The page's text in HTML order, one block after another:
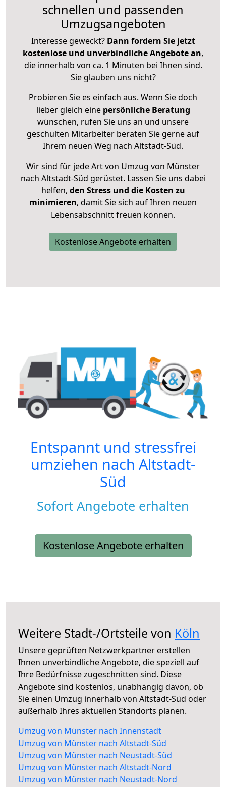
schnellen und passenden
Umzugsangeboten
Interesse geweckt? Dann fordern Sie jetzt
kostenlose und unverbindliche Angebote an,
die innerhalb von ca. 1 Minuten bei Ihnen sind.
Sie glauben uns nicht?
Probieren Sie es einfach aus. Wenn Sie doch
lieber gleich eine persönliche Beratung
wünschen, rufen Sie uns an und unsere
geschulten Mitarbeiter beraten Sie gerne auf
Ihrem neuen Weg nach Altstadt-Süd.
Wir sind für jede Art von Umzug von Münster
nach Altstadt-Süd gerüstet. Lassen Sie uns dabei
helfen, den Stress und die Kosten zu
minimieren, damit Sie sich auf Ihren neuen
Lebensabschnitt freuen können.
Kostenlose Angebote erhalten
Entspannt und stressfrei
umziehen nach Altstadt-
Süd
Sofort Angebote erhalten
Kostenlose Angebote erhalten
Weitere Stadt-/Ortsteile von Köln
Unsere geprüften Netzwerkpartner erstellen
Ihnen unverbindliche Angebote, die speziell auf
Ihre Bedürfnisse zugeschnitten sind. Diese
Angebote sind kostenlos, unabhängig davon, ob
Sie einen Umzug innerhalb von Altstadt-Süd oder
außerhalb Ihres aktuellen Standorts planen.
Umzug von Münster nach Innenstadt
Umzug von Münster nach Altstadt-Süd
Umzug von Münster nach Neustadt-Süd
Umzug von Münster nach Altstadt-Nord
Umzug von Münster nach Neustadt-Nord